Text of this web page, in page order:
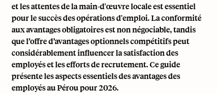
et les attentes de la main-d'œuvre locale est essentiel
pour le succès des opérations d'emploi. La conformité
aux avantages obligatoires est non négociable, tandis
que l’offre d’avantages optionnels compétitifs peut
considérablement influencer la satisfaction des
employés et les efforts de recrutement. Ce guide
présente les aspects essentiels des avantages des
employés au Pérou pour 2026.